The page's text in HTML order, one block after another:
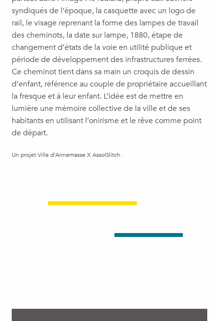
syndiqués de l’époque, la casquette avec un logo de
rail, le visage reprenant la forme des lampes de travail
des cheminots, la date sur lampe, 1880, étape de
changement d’états de la voie en utilité publique et
période de développement des infrastructures ferrées.
Ce cheminot tient dans sa main un croquis de dessin
d’enfant, référence au couple de propriétaire accueillant
la fresque et à leur enfant. L’idée est de mettre en
lumière une mémoire collective de la ville et de ses
habitants en utilisant l’onirisme et le rêve comme point
de départ.
Un projet Ville d’Annemasse X AssoGlitch.